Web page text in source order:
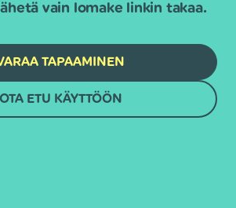
vain lomake linkin takaa.
TAPAAMINEN
OTA ETU KÄYTTÖÖN